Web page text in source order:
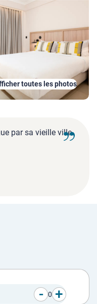
toutes les photos
par sa vieille ville
- 0 +